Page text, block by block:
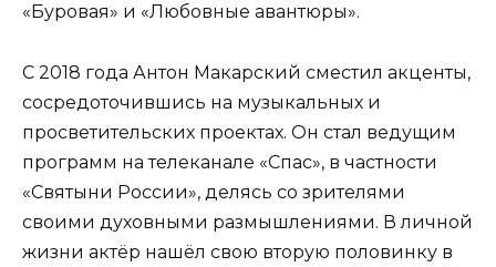
«Буровая» и «Любовные авантюры».
С 2018 года Антон Макарский сместил акценты,
сосредоточившись на музыкальных и
просветительских проектах. Он стал ведущим
программ на телеканале «Спас», в частности
«Святыни России», делясь со зрителями
своими духовными размышлениями. В личной
жизни актёр нашёл свою вторую половинку в